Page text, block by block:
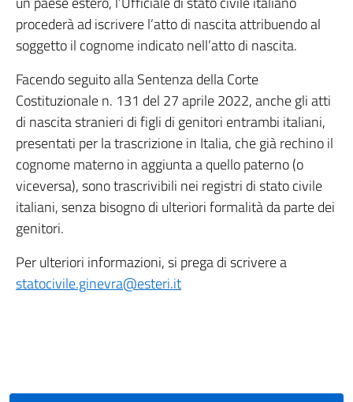
procederà ad iscrivere l’atto di nascita attribuendo al
soggetto il cognome indicato nell’atto di nascita.
Facendo seguito alla Sentenza della Corte
Costituzionale n. 131 del 27 aprile 2022, anche gli atti
di nascita stranieri di figli di genitori entrambi italiani,
presentati per la trascrizione in Italia, che già rechino il
cognome materno in aggiunta a quello paterno (o
viceversa), sono trascrivibili nei registri di stato civile
italiani, senza bisogno di ulteriori formalità da parte dei
genitori.
Per ulteriori informazioni, si prega di scrivere a
statocivile.ginevra@esteri.it